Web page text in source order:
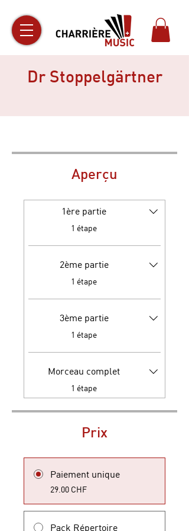
Dr Stoppelgärtner
Aperçu
1ère partie
1 étape
2ème partie
1 étape
3ème partie
1 étape
Morceau complet
1 étape
Prix
Paiement unique
29.00 CHF
Pack Répertoire